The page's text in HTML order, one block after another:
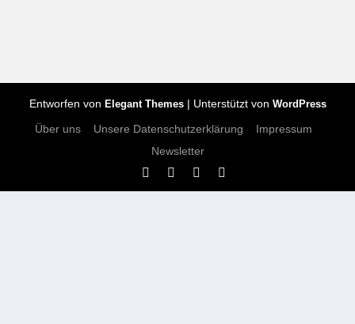
Entworfen von Elegant Themes| Unterstützt von WordPress
Über uns Unsere Datenschutzerklärung
Impressum
Newsletter